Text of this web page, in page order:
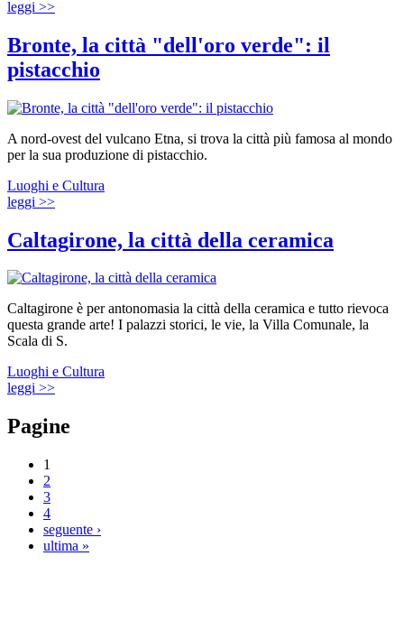
leggi >>
Bronte, la città "dell'oro verde": il
pistacchio
A nord-ovest del vulcano Etna, si trova la città più famosa al mondo
per la sua produzione di pistacchio.
Luoghi e Cultura
leggi >>
Caltagirone, la città della ceramica
Caltagirone è per antonomasia la città della ceramica e tutto rievoca
questa grande arte! I palazzi storici, le vie, la Villa Comunale, la
Scala di S.
Luoghi e Cultura
leggi >>
Pagine
1
2
3
4
seguente ›
ultima »